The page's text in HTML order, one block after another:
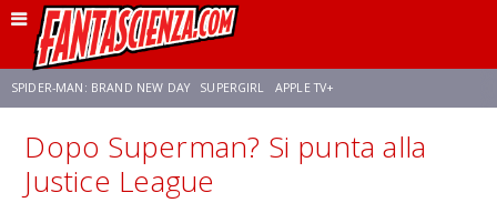
SPIDER-MAN: BRAND NEW DAY SUPERGIRL APPLE TV+
FRANCO RICCIARDIELLO ZENDAYA AVENGERS: DOOMSDAY STAR TREK
Dopo Superman? Si punta alla
Justice League